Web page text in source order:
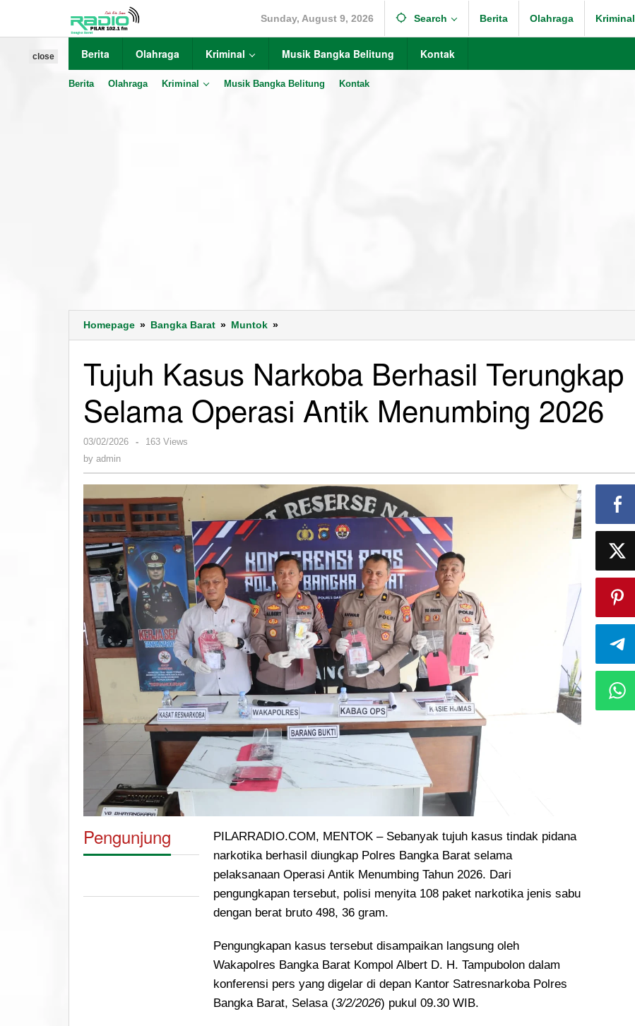
content
Sunday, August 9, 2026 Search Berita Olahraga Kriminal
Berita Olahraga Kriminal Musik Bangka Belitung Kontak
Berita Olahraga Kriminal Musik Bangka Belitung Kontak
close
Homepage » Bangka Barat » Muntok »
Kasus
Berhasil
Terungkap
Selama
Operasi
Tujuh Kasus Narkoba Berhasil Terungkap
Selama Operasi Antik Menumbing 2026
03/02/2026
by
-
163 Views
by admin
Pengunjung
PILARRADIO.COM, MENTOK – Sebanyak tujuh kasus tindak pidana
narkotika berhasil diungkap Polres Bangka Barat selama
pelaksanaan Operasi Antik Menumbing Tahun 2026. Dari
pengungkapan tersebut, polisi menyita 108 paket narkotika jenis sabu
dengan berat bruto 498, 36 gram.
Pengungkapan kasus tersebut disampaikan langsung oleh
Wakapolres Bangka Barat Kompol Albert D. H. Tampubolon dalam
konferensi pers yang digelar di depan Kantor Satresnarkoba Polres
Bangka Barat, Selasa (3/2/2026) pukul 09.30 WIB.